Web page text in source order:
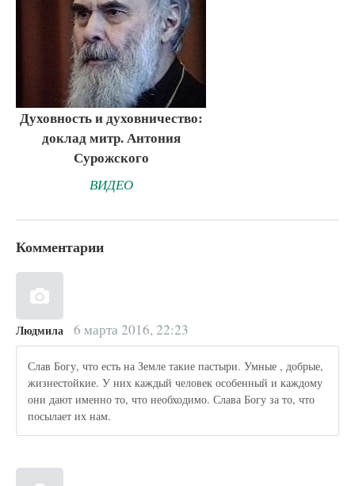
Духовность и духовничество:
доклад митр. Антония
Сурожского
ВИДЕО
Комментарии
Людмила 6 марта 2016, 22:23
Слав Богу, что есть на Земле такие пастыри. Умные , добрые,
жизнестойкие. У них каждый человек особенный и каждому
они дают именно то, что необходимо. Слава Богу за то, что
посылает их нам.